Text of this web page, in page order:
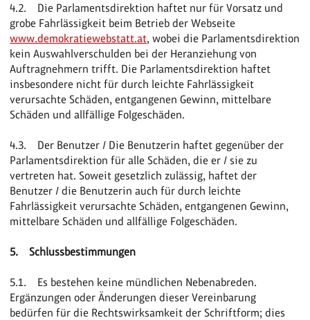
4.2. Die Parlamentsdirektion haftet nur für Vorsatz und
grobe Fahrlässigkeit beim Betrieb der Webseite
www.demokratiewebstatt.at, wobei die Parlamentsdirektion
kein Auswahlverschulden bei der Heranziehung von
Auftragnehmern trifft. Die Parlamentsdirektion haftet
insbesondere nicht für durch leichte Fahrlässigkeit
verursachte Schäden, entgangenen Gewinn, mittelbare
Schäden und allfällige Folgeschäden.
4.3. Der Benutzer / Die Benutzerin haftet gegenüber der
Parlamentsdirektion für alle Schäden, die er / sie zu
vertreten hat. Soweit gesetzlich zulässig, haftet der
Benutzer / die Benutzerin auch für durch leichte
Fahrlässigkeit verursachte Schäden, entgangenen Gewinn,
mittelbare Schäden und allfällige Folgeschäden.
5. Schlussbestimmungen
5.1. Es bestehen keine mündlichen Nebenabreden.
Ergänzungen oder Änderungen dieser Vereinbarung
bedürfen für die Rechtswirksamkeit der Schriftform; dies